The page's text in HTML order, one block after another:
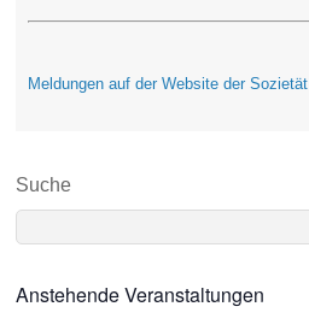
Meldungen auf der Website der Sozietät
Suche
Anstehende Veranstaltungen